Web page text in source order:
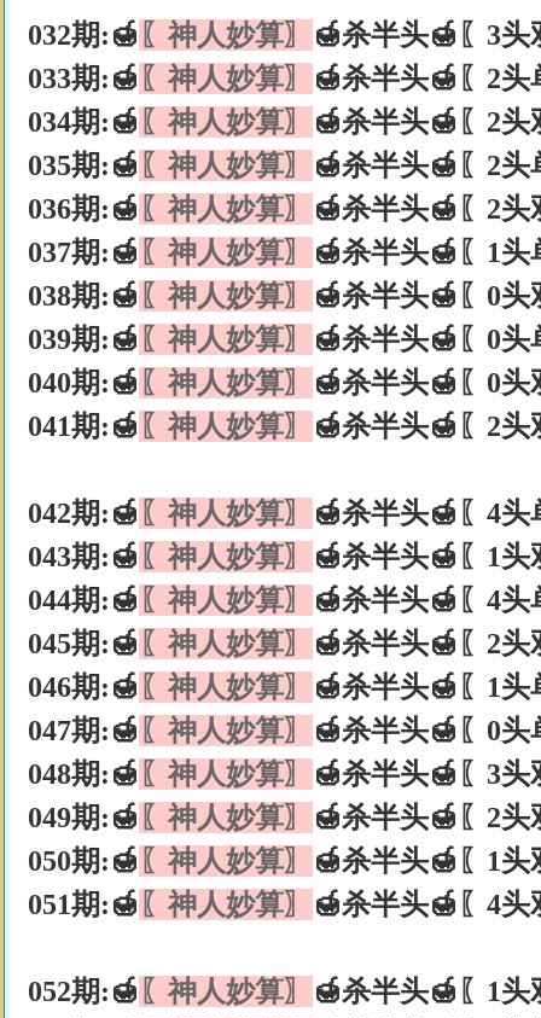
032期:🍯 〖神人妙算〗
🍯杀半头🍯〖3
033期:🍯 〖神人妙算〗
🍯杀半头🍯〖2
034期:🍯 〖神人妙算〗
🍯杀半头🍯〖2
035期:🍯 〖神人妙算〗
🍯杀半头🍯〖2
036期:🍯 〖神人妙算〗
🍯杀半头🍯〖2
037期:🍯 〖神人妙算〗
🍯杀半头🍯〖1
038期:🍯 〖神人妙算〗
🍯杀半头🍯〖0
039期:🍯 〖神人妙算〗
🍯杀半头🍯〖0
040期:🍯 〖神人妙算〗
🍯杀半头🍯〖0
041期:🍯 〖神人妙算〗 🍯杀半头🍯〖2
042期:🍯 〖神人妙算〗
🍯杀半头🍯〖4
043期:🍯 〖神人妙算〗
🍯杀半头🍯〖1
044期:🍯 〖神人妙算〗
🍯杀半头🍯〖4
045期:🍯 〖神人妙算〗
🍯杀半头🍯〖2
046期:🍯 〖神人妙算〗
🍯杀半头🍯〖1
047期:🍯 〖神人妙算〗
🍯杀半头🍯〖0
048期:🍯 〖神人妙算〗
🍯杀半头🍯〖3
049期:🍯 〖神人妙算〗
🍯杀半头🍯〖2
050期:🍯 〖神人妙算〗
🍯杀半头🍯〖1
051期:🍯 〖神人妙算〗 🍯杀半头🍯〖4
052期:🍯 〖神人妙算〗
🍯杀半头🍯〖1